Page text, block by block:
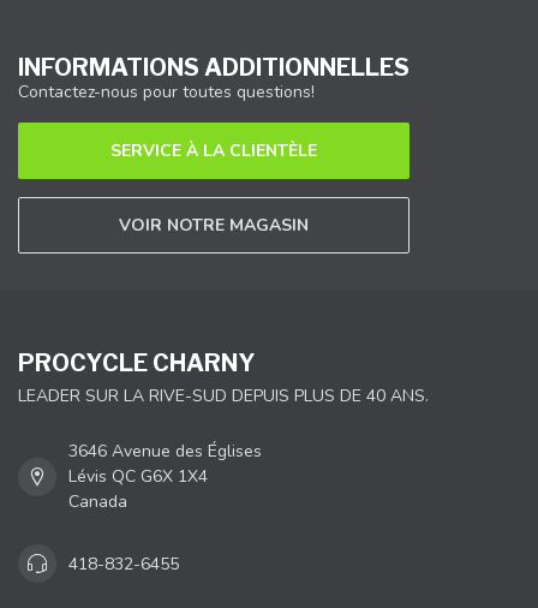
INFORMATIONS ADDITIONNELLES
Contactez-nous pour toutes questions!
SERVICE À LA CLIENTÈLE
VOIR NOTRE MAGASIN
PROCYCLE CHARNY
LEADER SUR LA RIVE-SUD DEPUIS PLUS DE 40 ANS.
3646 Avenue des Églises
Lévis QC G6X 1X4
Canada
418-832-6455